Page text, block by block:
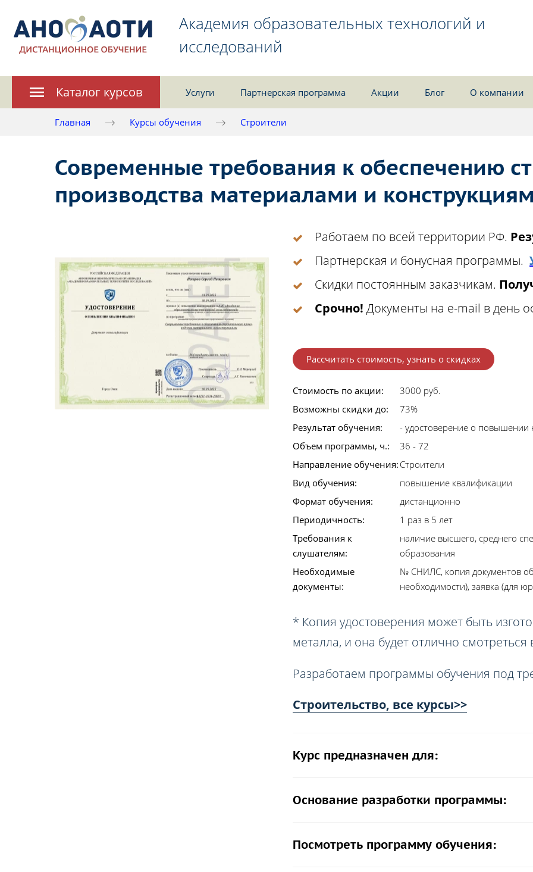
Академия образовательных технологий и
исследований
Каталог курсов Услуги Партнерская программа Акции Блог О компании
Главная Курсы обучения Строители
Современные требования к обеспечению
производства материалами и
Работаем по всей территории РФ.
Партнерская и бонусная программы.
Скидки постоянным заказчикам.
Срочно! Документы на e-mail в день
Рассчитать стоимость, узнать о скидках
Стоимость по акции:
3000 руб.
Возможны скидки до:
73%
Результат обучения:
- удостоверение о повышении
Объем программы, ч.:
36 - 72
Направление обучения: Строители
Вид обучения:
повышение квалификации
Формат обучения:
дистанционно
Периодичность:
1 раз в 5 лет
Требования к
слушателям:
наличие высшего, среднего
образования
Необходимые
документы:
№ СНИЛС, копия документов
необходимости), заявка (для
* Копия удостоверения может быть
металла, и она будет отлично
Разработаем программы обучения под
Строительство, все курсы>>
Курс предназначен для:
Основание разработки программы:
Посмотреть программу обучения: